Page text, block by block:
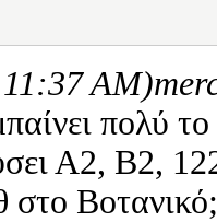
AM)
πολύ
Α2, Β2,
Βοτανικό;